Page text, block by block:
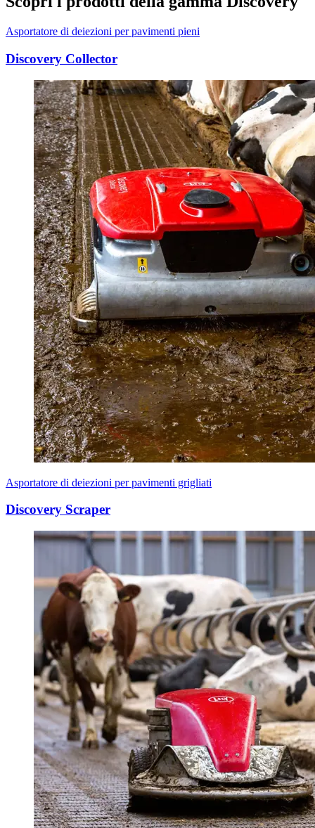
Asportatore di deiezioni per pavimenti pieni
Discovery Collector
Asportatore di deiezioni per pavimenti grigliati
Discovery Scraper